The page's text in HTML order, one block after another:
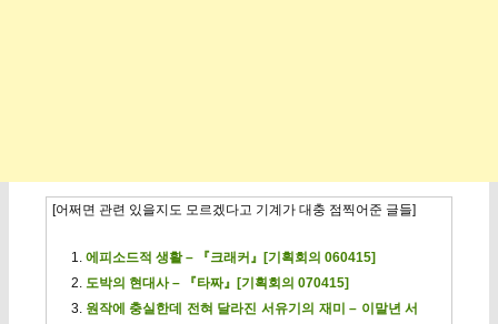
[어쩌면 관련 있을지도 모르겠다고 기계가 대충 점찍어준 글들]
에피소드적 생활 – 『크래커』[기획회의 060415]
도박의 현대사 – 『타짜』[기획회의 070415]
원작에 충실한데 전혀 달라진 서유기의 재미 – 이말년 서